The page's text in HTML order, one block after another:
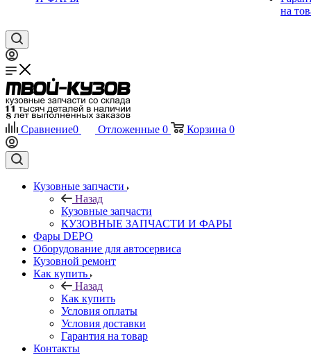
на
Сравнение0 Отложенные 0 Корзина 0
Кузовные запчасти
Назад
Кузовные запчасти
КУЗОВНЫЕ ЗАПЧАСТИ И ФАРЫ
Фары DEPO
Оборудование для автосервиса
Кузовной ремонт
Как купить
Назад
Как купить
Условия оплаты
Условия доставки
Гарантия на товар
Контакты